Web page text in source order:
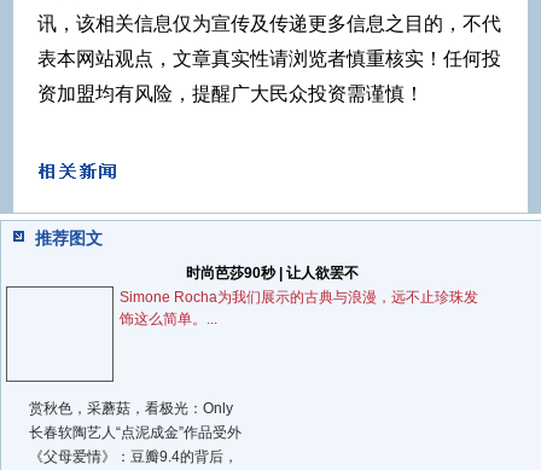
讯，该相关信息仅为宣传及传递更多信息之目的，不代
表本网站观点，文章真实性请浏览者慎重核实！任何投
资加盟均有风险，提醒广大民众投资需谨慎！
推荐图文
时尚芭莎90秒 | 让人欲罢不
Simone Rocha为我们展示的古典与浪漫，远不止珍珠发
饰这么简单。...
赏秋色，采蘑菇，看极光：Only
长春软陶艺人“点泥成金”作品受外
《父母爱情》：豆瓣9.4的背后，